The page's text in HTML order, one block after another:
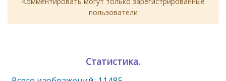
пользователи
Статистика.